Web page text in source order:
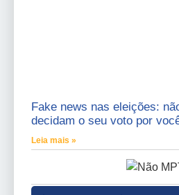
Fake news nas eleições:
decidam o seu voto por
Leia mais »